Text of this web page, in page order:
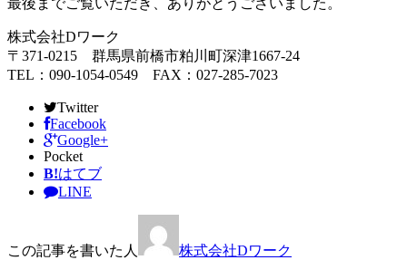
最後までご覧いただき、ありがとうございました。
株式会社Dワーク
〒371-0215 群馬県前橋市粕川町深津1667-24
TEL：090-1054-0549 FAX：027-285-7023
Twitter
Facebook
Google+
Pocket
B!はてブ
LINE
この記事を書いた人 株式会社Dワーク